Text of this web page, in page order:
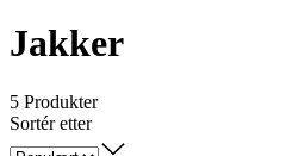
Jakker
5 Produkter
Sortér etter